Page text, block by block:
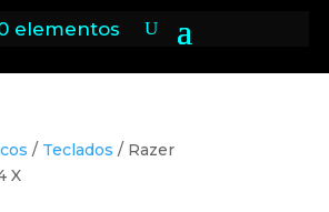
elementos
/ Teclados / Razer
X